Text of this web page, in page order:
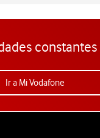
Ir a Mi Vodafone